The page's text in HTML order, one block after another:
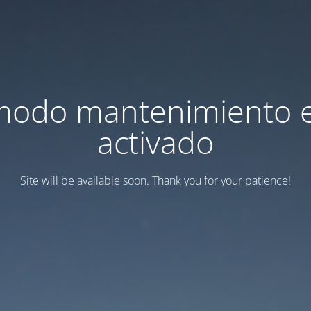
mantenimiento
activado
Site will be available soon. Thank you for your patience!